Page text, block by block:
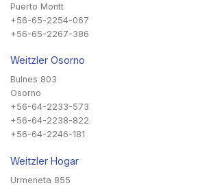
Puerto Montt
+56-65-2254-067
+56-65-2267-386
Weitzler Osorno
Bulnes 803
Osorno
+56-64-2233-573
+56-64-2238-822
+56-64-2246-181
Weitzler Hogar
Urmeneta 855